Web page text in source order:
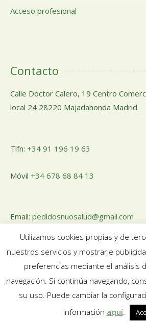
Acceso profesional
Contacto
Calle Doctor Calero, 19 Centro
local 24 28220 Majadahonda Madrid
Tlfn: +34 91 196 19 63
Móvil +34 678 68 84 13
Email: pedidosnuosalud@gmail.com
Aviso legal Política de Privacidad |
Utilizamos cookies propias y de
nuestros servicios y mostrarle
preferencias mediante el análisis
navegación. Si continúa navegando,
su uso. Puede cambiar la
información aquí.